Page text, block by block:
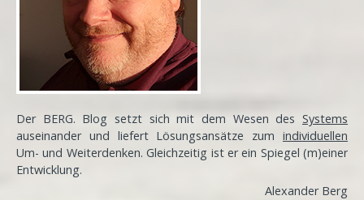
Der BERG. Blog setzt sich mit dem Wesen des Systems
auseinander und liefert Lösungsansätze zum individuellen
Um- und Weiterdenken. Gleichzeitig ist er ein Spiegel (m)einer
Entwicklung.
Alexander Berg